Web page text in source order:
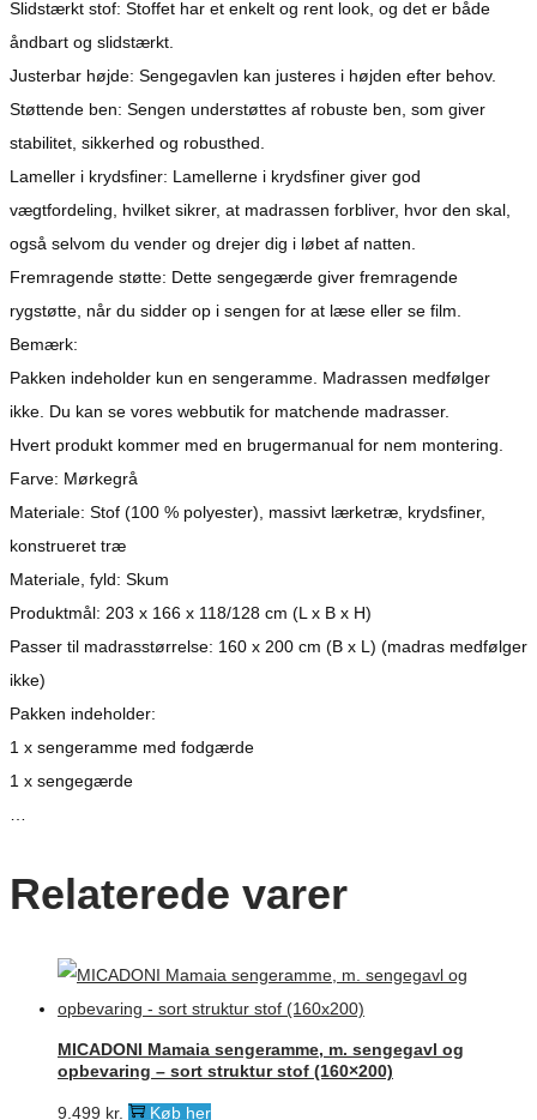
Slidstærkt stof: Stoffet har et enkelt og rent look, og det er både
åndbart og slidstærkt.
Justerbar højde: Sengegavlen kan justeres i højden efter behov.
Støttende ben: Sengen understøttes af robuste ben, som giver
stabilitet, sikkerhed og robusthed.
Lameller i krydsfiner: Lamellerne i krydsfiner giver god
vægtfordeling, hvilket sikrer, at madrassen forbliver, hvor den skal,
også selvom du vender og drejer dig i løbet af natten.
Fremragende støtte: Dette sengegærde giver fremragende
rygstøtte, når du sidder op i sengen for at læse eller se film.
Bemærk:
Pakken indeholder kun en sengeramme. Madrassen medfølger
ikke. Du kan se vores webbutik for matchende madrasser.
Hvert produkt kommer med en brugermanual for nem montering.
Farve: Mørkegrå
Materiale: Stof (100 % polyester), massivt lærketræ, krydsfiner,
konstrueret træ
Materiale, fyld: Skum
Produktmål: 203 x 166 x 118/128 cm (L x B x H)
Passer til madrasstørrelse: 160 x 200 cm (B x L) (madras medfølger
ikke)
Pakken indeholder:
1 x sengeramme med fodgærde
1 x sengegærde
Relaterede varer
MICADONI Mamaia sengeramme, m. sengegavl og
opbevaring – sort struktur stof (160×200)
9.499 kr. Køb her